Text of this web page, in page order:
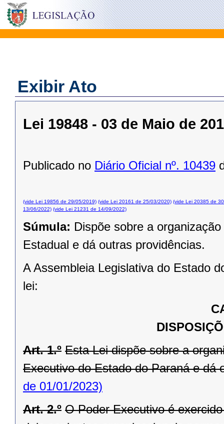
Exibir Ato
Lei 19848 - 03 de Maio de
Publicado no Diário Oficial nº. 10439
(vide Lei 19856 de 29/05/2019) (vide Lei 20161 de 25/03/2020) (vide Lei 20385 de
13/06/2022) (vide Lei 21231 de 14/09/2022)
Súmula: Dispõe sobre a
Estadual e dá outras providências.
A Assembleia Legislativa do Estado
lei:
Art. 1.º Esta Lei dispõe sobre a
Executivo do Estado do Paraná e dá
de 01/01/2023)
Art. 2.º O Poder Executivo é